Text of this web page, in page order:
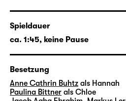
angetrieben von einem
zu verzehren scheint:
Andere, um die eigene
Bereichen Text, Regie,
Performance. „Wüste“
selbst 2024 am
Spieldauer
ca. 1:45, keine Pause
Besetzung
Anne Cathrin Buhtz als Hannah
Paulina Bittner als Chloe